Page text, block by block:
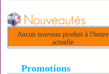
Aucun nouveau produit à l'heure
actuelle
Promotions